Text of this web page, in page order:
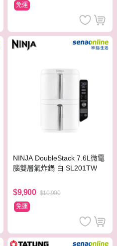
免運
NINJA DoubleStack 7.6L微電
腦雙層氣炸鍋 白 SL201TW
$9,900 $10,900
免運